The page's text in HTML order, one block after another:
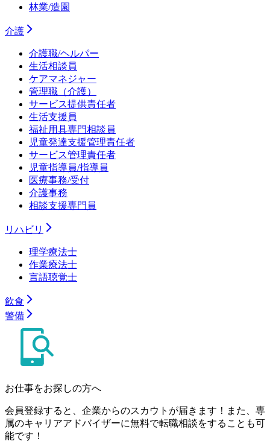
林業/造園
介護
介護職/ヘルパー
生活相談員
ケアマネジャー
管理職（介護）
サービス提供責任者
生活支援員
福祉用具専門相談員
児童発達支援管理責任者
サービス管理責任者
児童指導員/指導員
医療事務/受付
介護事務
相談支援専門員
リハビリ
理学療法士
作業療法士
言語聴覚士
飲食
警備
お仕事をお探しの方へ
会員登録すると、企業からのスカウトが届きます！また、専
属のキャリアアドバイザーに無料で転職相談をすることも可
能です！